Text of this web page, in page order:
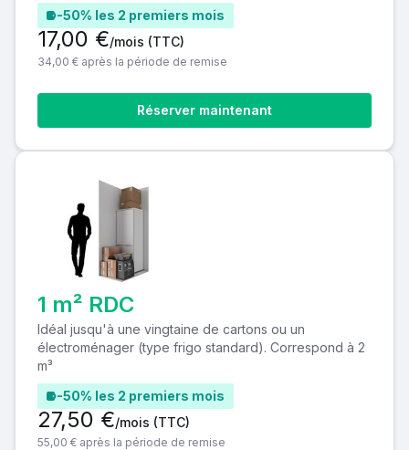
-50% les 2 premiers mois
Réserver maintenant
17,00 €/mois (TTC)
34,00 € après la période de remise
1 m² RDC
Idéal jusqu'à une vingtaine de cartons ou un
électroménager (type frigo standard). Correspond à 2
m³
-50% les 2 premiers mois
27,50 €/mois (TTC)
55,00 € après la période de remise